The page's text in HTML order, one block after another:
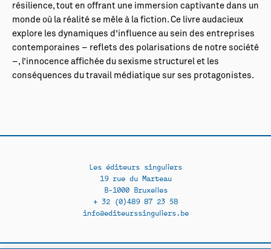
résilience, tout en offrant une immersion captivante dans un
monde où la réalité se mêle à la fiction. Ce livre audacieux
explore les dynamiques d’influence au sein des entreprises
contemporaines – reflets des polarisations de notre société
–, l’innocence affichée du sexisme structurel et les
conséquences du travail médiatique sur ses protagonistes.
Les éditeurs singuliers
19 rue du Marteau
B-1000 Bruxelles
+ 32 (0)489 87 23 58
info@editeurssinguliers.be